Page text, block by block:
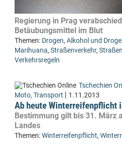
Regierung in Prag
Betäubungsmittel im Blut
Themen: Drogen, Alkohol und
Marihuana, Straßenverkehr,
Verkehrsregeln
Tschechien
Moto, Transport | 1.11.2013
Ab heute Winterreifenpflicht
Bestimmung gilt bis 31. März
Landes
Themen:Winterreifenpflicht,